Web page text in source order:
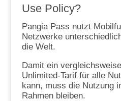
Use Policy?
Pangia Pass nutzt
Netzwerke
die Welt.
Damit ein
Unlimited-Tarif für alle
kann, muss die Nutzung
Rahmen bleiben.